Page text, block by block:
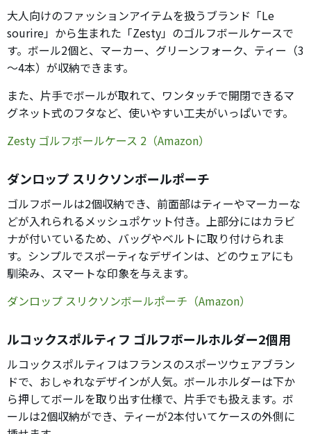
大人向けのファッションアイテムを扱うブランド「Le
sourire」から生まれた「Zesty」のゴルフボールケースで
す。ボール2個と、マーカー、グリーンフォーク、ティー（3
～4本）が収納できます。
また、片手でボールが取れて、ワンタッチで開閉できるマ
グネット式のフタなど、使いやすい工夫がいっぱいです。
Zesty ゴルフボールケース 2（Amazon）
ダンロップ スリクソンボールポーチ
ゴルフボールは2個収納でき、前面部はティーやマーカーな
どが入れられるメッシュポケット付き。上部分にはカラビ
ナが付いているため、バッグやベルトに取り付けられま
す。シンプルでスポーティなデザインは、どのウェアにも
馴染み、スマートな印象を与えます。
ダンロップ スリクソンボールポーチ（Amazon）
ルコックスポルティフ ゴルフボールホルダー2個用
ルコックスポルティフはフランスのスポーツウェアブラン
ドで、おしゃれなデザインが人気。ボールホルダーは下か
ら押してボールを取り出す仕様で、片手でも扱えます。ボ
ールは2個収納ができ、ティーが2本付いてケースの外側に